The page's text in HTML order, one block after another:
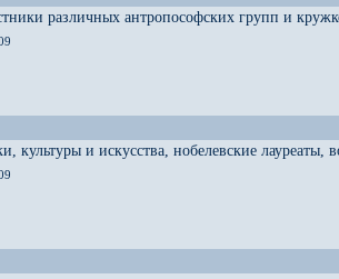
различных антропософских групп и
культуры и искусства, нобелевские